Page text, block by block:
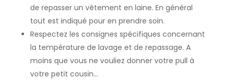
de repasser un vêtement en laine. En général
tout est indiqué pour en prendre soin.
Respectez les consignes spécifiques concernant
la température de lavage et de repassage. A
moins que vous ne vouliez donner votre pull à
votre petit cousin…